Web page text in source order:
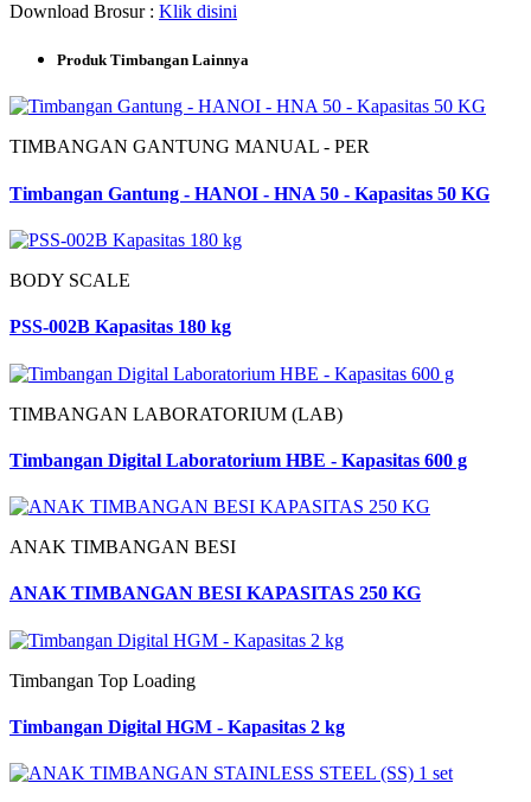
Download Brosur : Klik disini
Produk Timbangan Lainnya
TIMBANGAN GANTUNG MANUAL - PER
Timbangan Gantung - HANOI - HNA 50 - Kapasitas 50 KG
BODY SCALE
PSS-002B Kapasitas 180 kg
TIMBANGAN LABORATORIUM (LAB)
Timbangan Digital Laboratorium HBE - Kapasitas 600 g
ANAK TIMBANGAN BESI
ANAK TIMBANGAN BESI KAPASITAS 250 KG
Timbangan Top Loading
Timbangan Digital HGM - Kapasitas 2 kg